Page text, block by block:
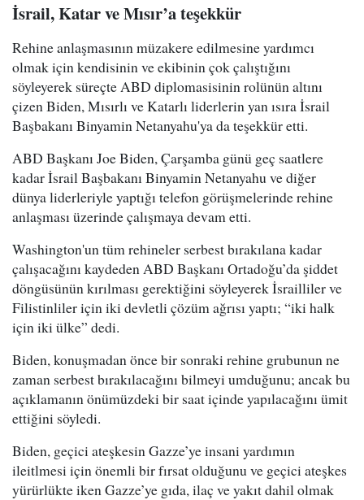
İsrail, Katar ve Mısır’a teşekkür
Rehine anlaşmasının müzakere edilmesine yardımcı
olmak için kendisinin ve ekibinin çok çalıştığını
söyleyerek süreçte ABD diplomasisinin rolünün altını
çizen Biden, Mısırlı ve Katarlı liderlerin yan ısıra İsrail
Başbakanı Binyamin Netanyahu'ya da teşekkür etti.
ABD Başkanı Joe Biden, Çarşamba günü geç saatlere
kadar İsrail Başbakanı Binyamin Netanyahu ve diğer
dünya liderleriyle yaptığı telefon görüşmelerinde rehine
anlaşması üzerinde çalışmaya devam etti.
Washington'un tüm rehineler serbest bırakılana kadar
çalışacağını kaydeden ABD Başkanı Ortadoğu’da şiddet
döngüsünün kırılması gerektiğini söyleyerek İsrailliler ve
Filistinliler için iki devletli çözüm ağrısı yaptı; “iki halk
için iki ülke” dedi.
Biden, konuşmadan önce bir sonraki rehine grubunun ne
zaman serbest bırakılacağını bilmeyi umduğunu; ancak bu
açıklamanın önümüzdeki bir saat içinde yapılacağını ümit
ettiğini söyledi.
Biden, geçici ateşkesin Gazze’ye insani yardımın
ileitlmesi için önemli bir fırsat olduğunu ve geçici ateşkes
yürürlükte iken Gazze’ye gıda, ilaç ve yakıt dahil olmak